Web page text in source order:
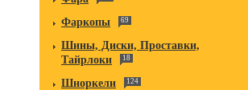
Фаркопы 69
Шины, Диски, Проставки,
Тайрлоки
18
Шноркели 124